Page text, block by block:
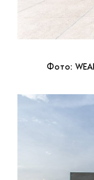
Фото: